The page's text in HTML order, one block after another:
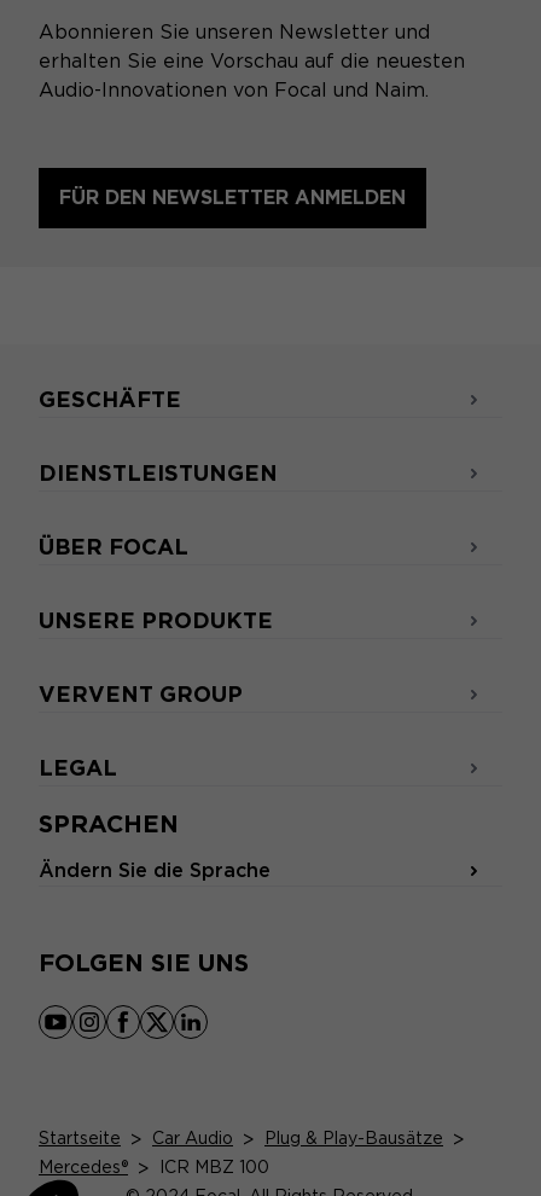
Abonnieren Sie unseren Newsletter und
erhalten Sie eine Vorschau auf die neuesten
Audio-Innovationen von Focal und Naim.
FÜR DEN NEWSLETTER ANMELDEN
SPRACHEN
Ändern Sie die Sprache
FOLGEN SIE UNS
youtube
instagram
facebook
x linkedin
GESCHÄFTE
DIENSTLEISTUNGEN
ÜBER FOCAL
UNSERE PRODUKTE
VERVENT GROUP
LEGAL
Startseite > Car Audio > Plug & Play-Bausätze >
Mercedes® >
ICR MBZ 100